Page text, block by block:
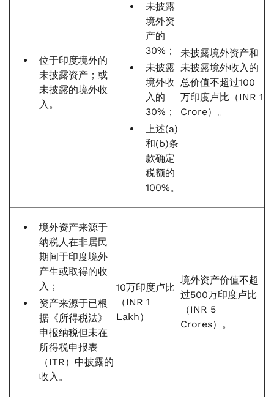
位于印度境外的
未披露资产；或
未披露的境外收
入。
未披露
境外资
产的
30%；
未披露
境外收
入的
30%；
上述(a)
和(b)条
款确定
税额的
100%。
未披露境外资产和
未披露境外收入的
总价值不超过100
万印度卢比（INR 1
Crore）。
境外资产来源于
纳税人在非居民
期间于印度境外
产生或取得的收
入；
资产来源于已根
据《所得税法》
申报纳税但未在
所得税申报表
（ITR）中披露的
收入。
10万印度卢比
（INR 1
Lakh）
境外资产价值不超
过500万印度卢比
（INR 5
Crores）。